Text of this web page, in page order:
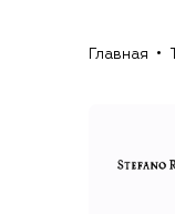
Главная